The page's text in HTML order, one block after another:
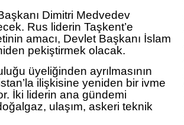
Dimitri Medvedev
Rus liderin Taşkent’e
amacı, Devlet Başkanı İslam
pekiştirmek olacak.
üyeliğinden ayrılmasının
ilişkisine yeniden bir ivme
İki liderin ana gündemi
ulaşım, askeri teknik